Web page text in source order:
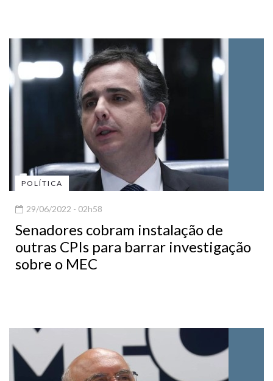
POLÍTICA
29/06/2022 - 02h58
Senadores cobram instalação de
outras CPIs para barrar investigação
sobre o MEC